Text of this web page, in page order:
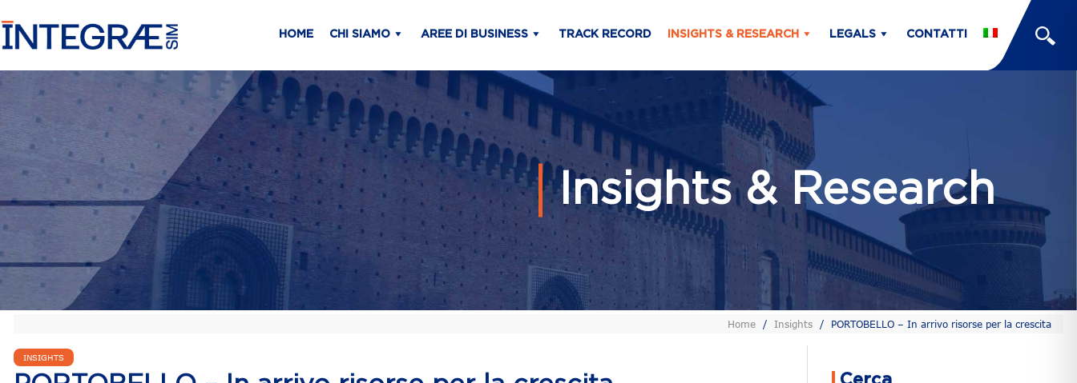
HOME CHI SIAMO AREE DI BUSINESS TRACK RECORD INSIGHTS & RESEARCH LEGALS CONTATTI
Insights & Research
Home / Insights / PORTOBELLO – In arrivo risorse per la crescita
INSIGHTS